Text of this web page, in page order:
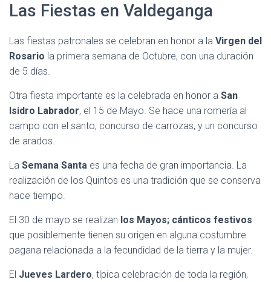
Las Fiestas en Valdeganga
Las fiestas patronales se celebran en honor a la Virgen del
Rosario la primera semana de Octubre, con una duración
de 5 días.
Otra fiesta importante es la celebrada en honor a San
Isidro Labrador, el 15 de Mayo. Se hace una romería al
campo con el santo, concurso de carrozas, y un concurso
de arados.
La Semana Santa es una fecha de gran importancia. La
realización de los Quintos es una tradición que se conserva
hace tiempo.
El 30 de mayo se realizan los Mayos; cánticos festivos
que posiblemente tienen su origen en alguna costumbre
pagana relacionada a la fecundidad de la tierra y la mujer.
El Jueves Lardero, típica celebración de toda la región,